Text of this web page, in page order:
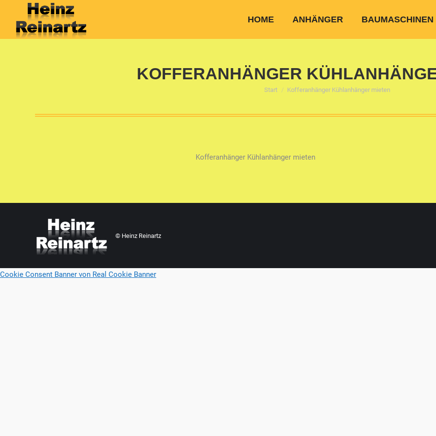
HOME ANHÄNGER BAUMASCHINEN
KOFFERANHÄNGER
Sie befinden sich hier:
Start Kofferanhänger Kühlanhänger mieten
Kofferanhänger Kühlanhänger mieten
© Heinz Reinartz
Cookie Consent Banner von Real Cookie Banner